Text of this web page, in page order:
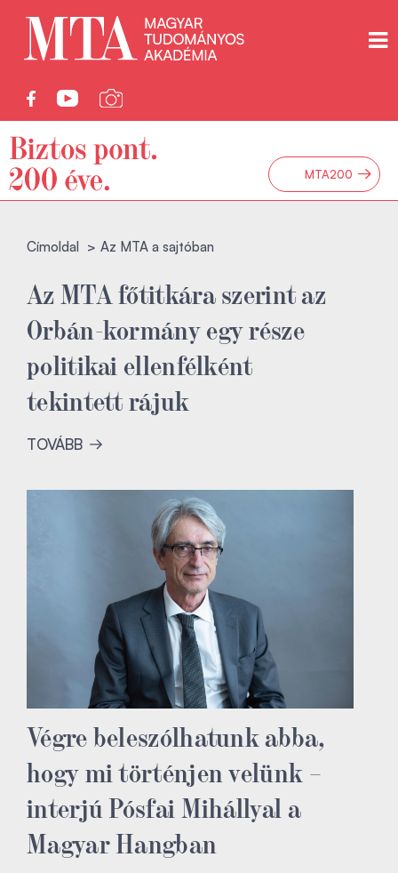
MTA200 →
Címoldal Az MTA a sajtóban
Az MTA főtitkára szerint az
Orbán-kormány egy része
politikai ellenfélként
tekintett rájuk
TOVÁBB
Végre beleszólhatunk abba,
hogy mi történjen velünk –
interjú Pósfai Mihállyal a
Magyar Hangban